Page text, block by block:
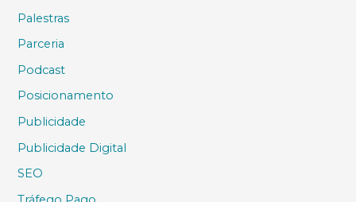
Palestras
Parceria
Podcast
Posicionamento
Publicidade
Publicidade Digital
SEO